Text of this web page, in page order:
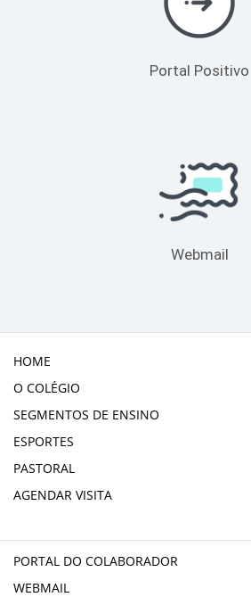
Portal Positivo
Webmail
HOME
O COLÉGIO
SEGMENTOS DE ENSINO
ESPORTES
PASTORAL
AGENDAR VISITA
PORTAL DO COLABORADOR
WEBMAIL